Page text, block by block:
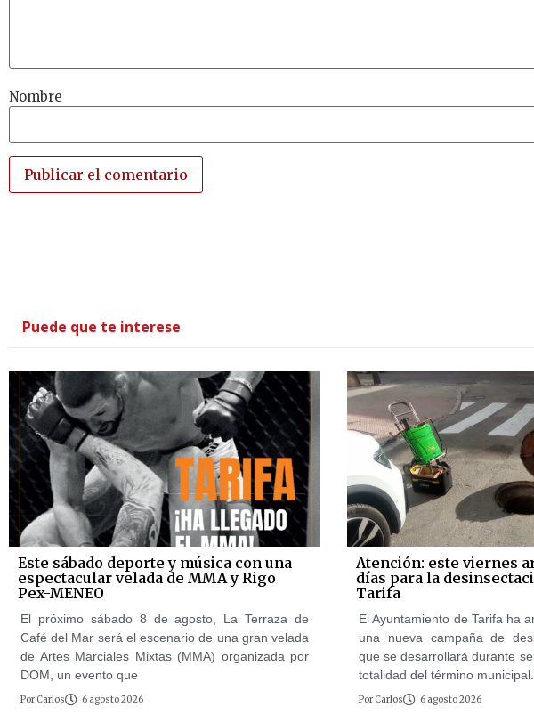
Nombre
Puede que te interese
Este sábado deporte y música con una
espectacular velada de MMA y Rigo
Pex-MENEO
El próximo sábado 8 de agosto, La Terraza de
Café del Mar será el escenario de una gran velada
de Artes Marciales Mixtas (MMA) organizada por
DOM, un evento que
Por Carlos 6 agosto 2026
Atención: este viernes
días para la
Tarifa
El Ayuntamiento de Tarifa ha
una nueva campaña de
que se desarrollará durante
totalidad del término
Por Carlos 6 agosto 2026